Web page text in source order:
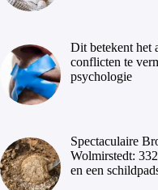
Dit betekent het
conflicten te
psychologie
Spectaculaire
Wolmirstedt:
en een